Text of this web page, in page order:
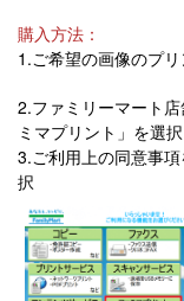
購入方法：
1.ご希望の画像のプ
2.ファミリーマート
ミマプリント」を選択
3.ご利用上の同意事
択